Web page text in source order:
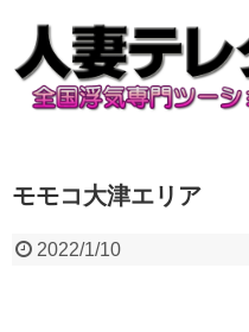
モモコ大津エリア
2022/1/10